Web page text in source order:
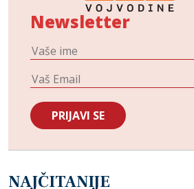
Newsletter
NAJČITANIJE